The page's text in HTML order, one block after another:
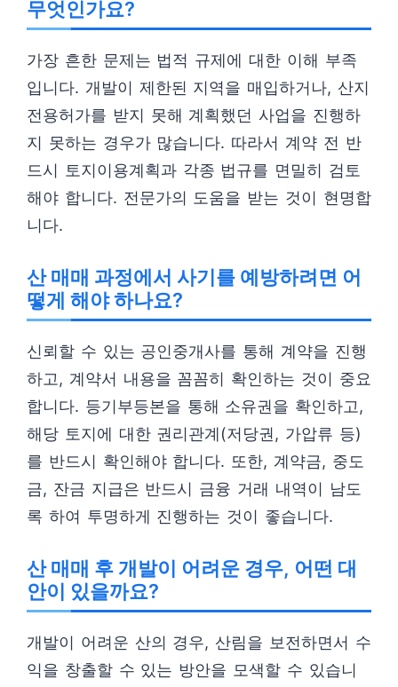
무엇인가요?
가장 흔한 문제는 법적 규제에 대한 이해 부족
입니다. 개발이 제한된 지역을 매입하거나, 산지
전용허가를 받지 못해 계획했던 사업을 진행하
지 못하는 경우가 많습니다. 따라서 계약 전 반
드시 토지이용계획과 각종 법규를 면밀히 검토
해야 합니다. 전문가의 도움을 받는 것이 현명합
니다.
산 매매 과정에서 사기를 예방하려면 어
떻게 해야 하나요?
신뢰할 수 있는 공인중개사를 통해 계약을 진행
하고, 계약서 내용을 꼼꼼히 확인하는 것이 중요
합니다. 등기부등본을 통해 소유권을 확인하고,
해당 토지에 대한 권리관계(저당권, 가압류 등)
를 반드시 확인해야 합니다. 또한, 계약금, 중도
금, 잔금 지급은 반드시 금융 거래 내역이 남도
록 하여 투명하게 진행하는 것이 좋습니다.
산 매매 후 개발이 어려운 경우, 어떤 대
안이 있을까요?
개발이 어려운 산의 경우, 산림을 보전하면서 수
익을 창출할 수 있는 방안을 모색할 수 있습니